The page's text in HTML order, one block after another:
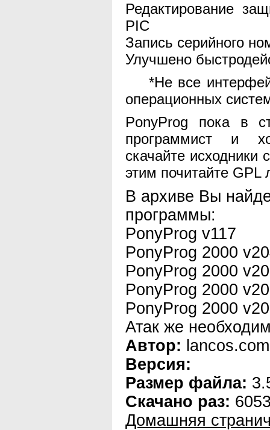
Редактирование
PIC
Запись серийного
Улучшено
*Не все
операционных
PonyProg пока в
программист и
скачайте исходники
этим почитайте GPL
В архиве Вы
программы:
PonyProg v117
PonyProg 2000
PonyProg 2000
PonyProg 2000
PonyProg 2000
Атак же
Автор: lancos.com
Версия:
Размер файла:
Скачано раз:
Домашняя